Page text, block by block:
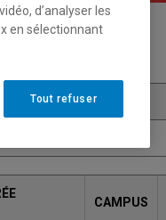
CAMPUS
d’analyser les
en sélectionnant
Tout refuser